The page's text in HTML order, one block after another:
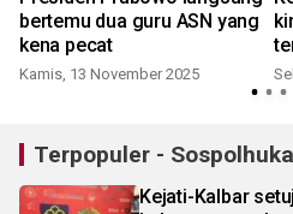
bertemu dua guru ASN yang
kena pecat
Kamis, 13 November 2025
Terpopuler -
Kejati-Kalbar